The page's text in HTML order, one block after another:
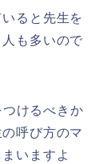
ると先生を
も多いので
けるべきか
呼び方のマ
いますよ